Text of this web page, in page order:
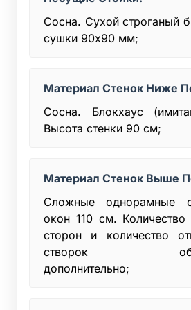
Сосна. Сухой строганый
сушки 90х90 мм;
Материал Стенок Ниже
Сосна. Блокхаус
Высота стенки 90 см;
Материал Стенок Выше
Сложные однорамные
окон 110 см. Количество
сторон и количество
створок
дополнительно;